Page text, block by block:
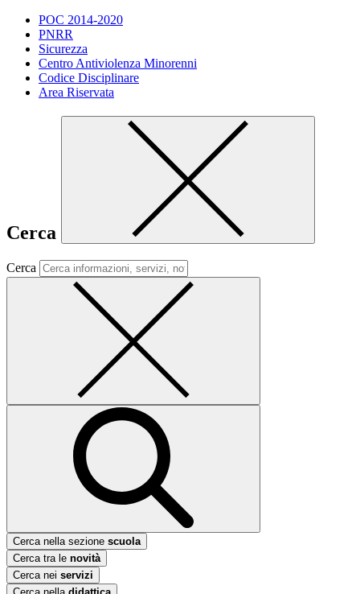
POC 2014-2020
PNRR
Sicurezza
Centro Antiviolenza Minorenni
Codice Disciplinare
Area Riservata
Cerca
Cerca
Cerca nella sezione scuola
Cerca tra le novità
Cerca nei servizi